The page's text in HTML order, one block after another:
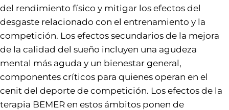
del rendimiento físico y mitigar los efectos del
desgaste relacionado con el entrenamiento y la
competición. Los efectos secundarios de la mejora
de la calidad del sueño incluyen una agudeza
mental más aguda y un bienestar general,
componentes críticos para quienes operan en el
cenit del deporte de competición. Los efectos de la
terapia BEMER en estos ámbitos ponen de